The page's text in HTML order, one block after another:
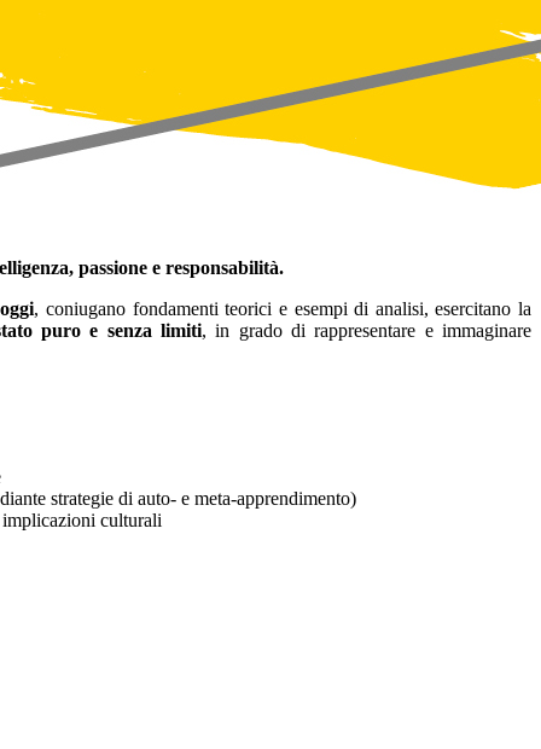
passione e responsabilità.
, coniugano fondamenti teorici e esempi di analisi, esercitano la
puro e senza limiti, in grado di rappresentare e immaginare
strategie di auto- e meta-apprendimento)
implicazioni culturali